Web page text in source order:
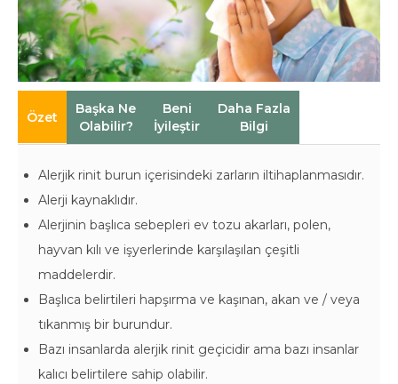
Özet
Başka Ne
Olabilir?
Beni
İyileştir
Daha Fazla
Bilgi
Alerjik rinit burun içerisindeki zarların iltihaplanmasıdır.
Alerji kaynaklıdır.
Alerjinin başlıca sebepleri ev tozu akarları, polen,
hayvan kılı ve işyerlerinde karşılaşılan çeşitli
maddelerdir.
Başlıca belirtileri hapşırma ve kaşınan, akan ve / veya
tıkanmış bir burundur.
Bazı insanlarda alerjik rinit geçicidir ama bazı insanlar
kalıcı belirtilere sahip olabilir.